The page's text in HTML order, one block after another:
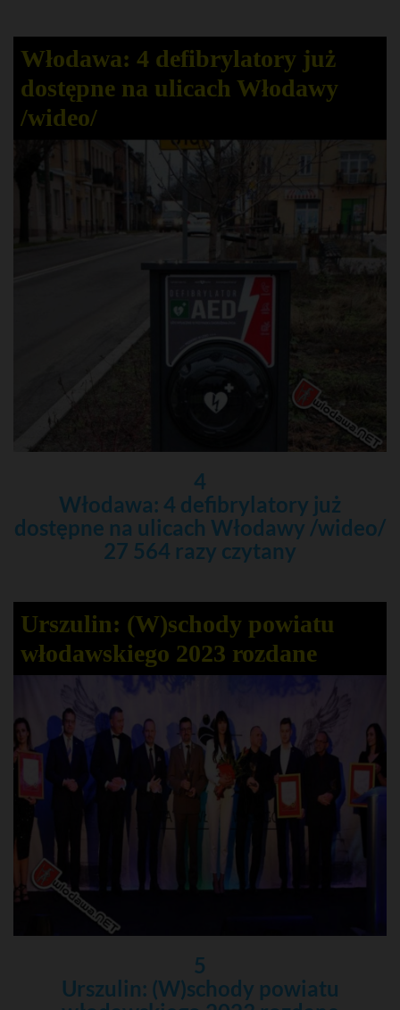
Włodawa: 4 defibrylatory już
dostępne na ulicach Włodawy
/wideo/
4
Włodawa: 4 defibrylatory już
dostępne na ulicach Włodawy /wideo/
27 564 razy czytany
Urszulin: (W)schody powiatu
włodawskiego 2023 rozdane
5
Urszulin: (W)schody powiatu